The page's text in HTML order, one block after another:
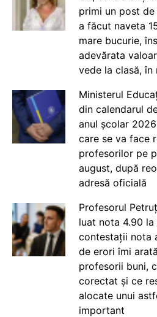
primi un post
a făcut naveta
mare bucurie,
adevărata
vede la clasă, în
Ministerul
din calendarul
anul școlar
care se va face
profesorilor pe
august, după
adresă oficială
Profesorul
luat nota 4.90
contestații nota
de erori îmi
profesorii buni,
corectat și ce
alocate unui
important